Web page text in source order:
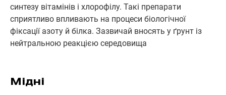
синтезу вітамінів і хлорофілу. Такі препарати
сприятливо впливають на процеси біологічної
фіксації азоту й білка. Зазвичай вносять у ґрунт із
нейтральною реакцією середовища
Мідні